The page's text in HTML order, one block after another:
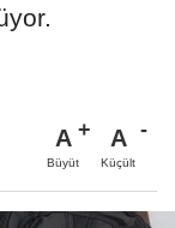
A
Büyüt
A
Küçült